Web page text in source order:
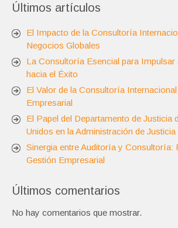
Últimos artículos
El Impacto de la Consultoría
Negocios Globales
La Consultoría Esencial para Impulsar
hacia el Éxito
El Valor de la Consultoría
Empresarial
El Papel del Departamento de Justicia
Unidos en la Administración de Justicia
Sinergia entre Auditoría y Consultoría:
Gestión Empresarial
Últimos comentarios
No hay comentarios que mostrar.